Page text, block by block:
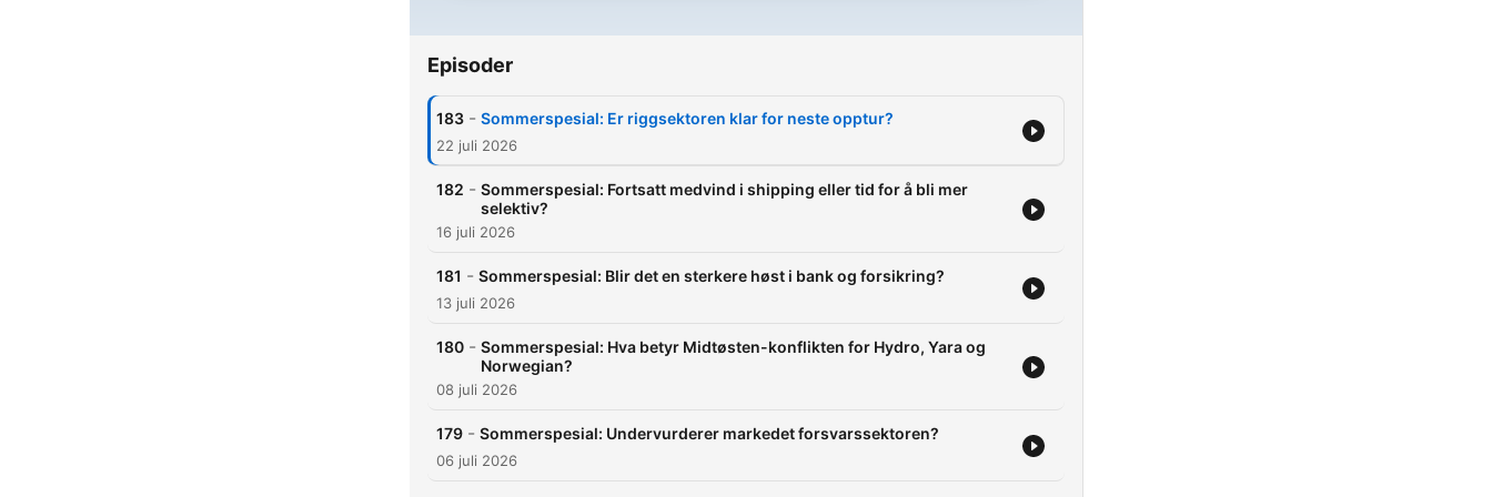
Episoder
183 - Sommerspesial: Er riggsektoren klar for neste opptur?
22 juli 2026
182 - Sommerspesial: Fortsatt medvind i shipping eller tid for å bli mer
selektiv?
16 juli 2026
181 - Sommerspesial: Blir det en sterkere høst i bank og forsikring?
13 juli 2026
180 - Sommerspesial: Hva betyr Midtøsten-konflikten for Hydro, Yara og
Norwegian?
08 juli 2026
179 - Sommerspesial: Undervurderer markedet forsvarssektoren?
06 juli 2026